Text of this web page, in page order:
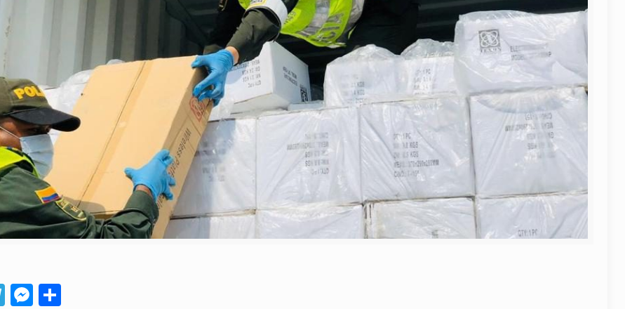
Telegram
Messenger